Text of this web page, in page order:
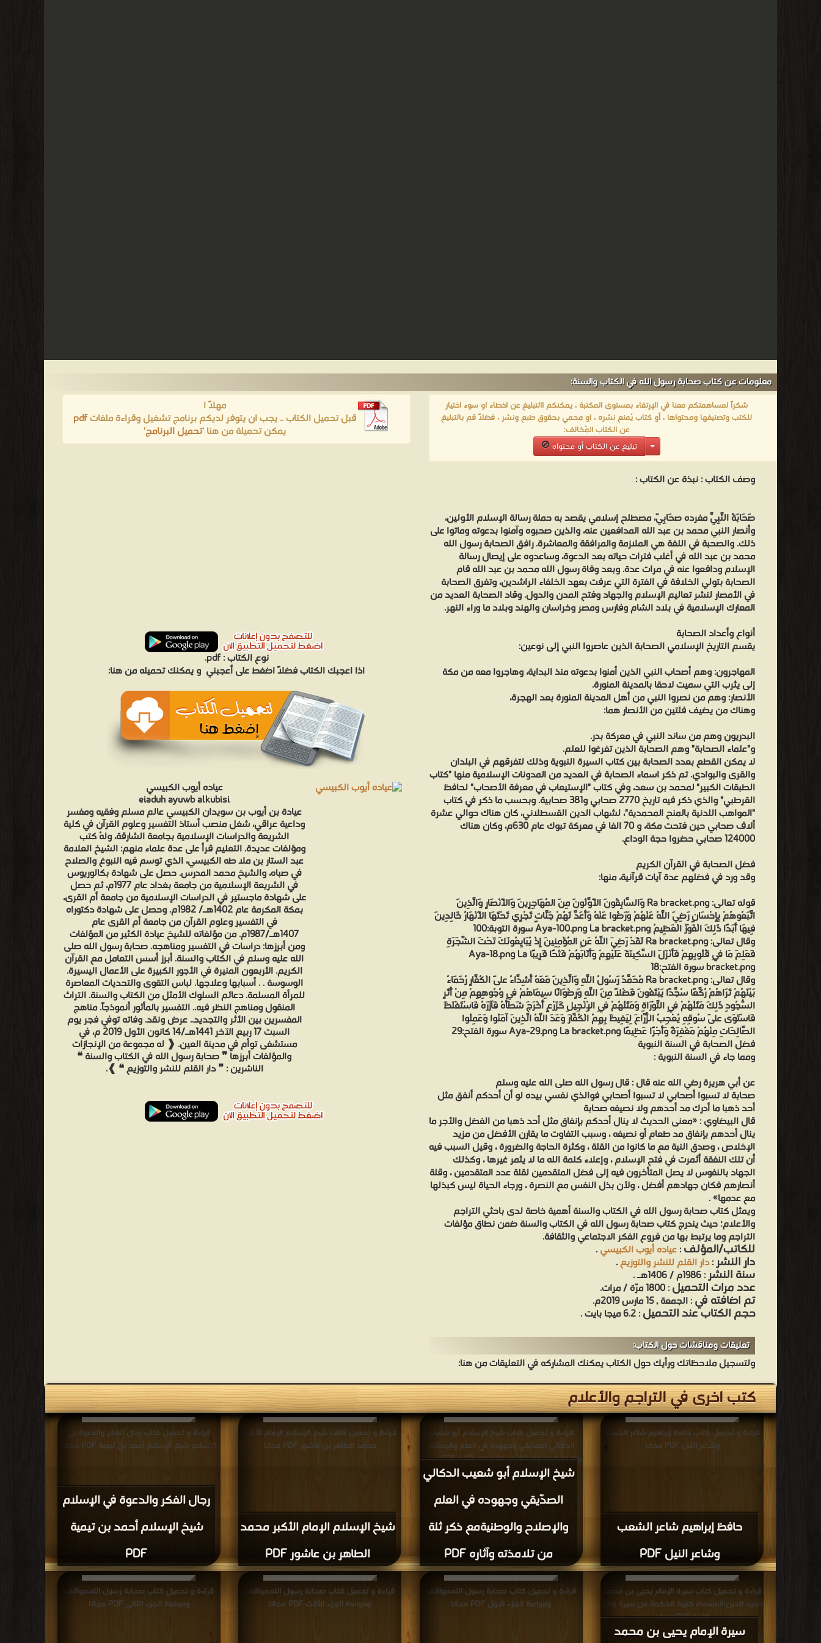
معلومات عن كتاب صحابة رسول الله في الكتاب والسنة:
شكراً لمساهمتكم معنا في الإرتقاء بمستوى المكتبة ، يمكنكم االتبليغ عن اخطاء او سوء اختيار
للكتب وتصنيفها ومحتواها ، أو كتاب يُمنع نشره ، او محمي بحقوق طبع ونشر ، فضلاً قم بالتبليغ
عن الكتاب المُخالف:
تبليغ عن الكتاب أو محتواه
وصف الكتاب :نبذة عن الكتاب :
صَحَابَةُ النَّبِيّ مفرده صَحَابِيّ، مصطلح إسلامي يقصد به حملة رسالة الإسلام الأولين،
وأنصار النبي محمد بن عبد الله المدافعين عنه، والذين صحبوه وآمنوا بدعوته وماتوا على
ذلك. والصحبة في اللغة هي الملازمة والمرافقة والمعاشرة. رافق الصحابة رسول الله
محمد بن عبد الله في أغلب فترات حياته بعد الدعوة، وساعدوه على إيصال رسالة
الإسلام ودافعوا عنه في مرات عدة. وبعد وفاة رسول الله محمد بن عبد الله قام
الصحابة بتولي الخلافة في الفترة التي عرفت بعهد الخلفاء الراشدين، وتفرق الصحابة
في الأمصار لنشر تعاليم الإسلام والجهاد وفتح المدن والدول. وقاد الصحابة العديد من
المعارك الإسلامية في بلاد الشام وفارس ومصر وخراسان والهند وبلاد ما وراء النهر.
أنواع وأعداد الصحابة
يقسم التاريخ الإسلامي الصحابة الذين عاصروا النبي إلى نوعين:
المهاجرون: وهم أصحاب النبي الذين أمنوا بدعوته منذ البداية، وهاجروا معه من مكة
إلى يثرب التي سميت لاحقا بالمدينة المنورة.
الأنصار: وهم من نصروا النبي من أهل المدينة المنورة بعد الهجرة،
وهناك من يضيف فئتين من الأنصار هما:
البدريون وهم من ساند النبي في معركة بدر.
و"علماء الصحابة" وهم الصحابة الذين تفرغوا للعلم.
لا يمكن القطع بعدد الصحابة بين كتاب السيرة النبوية وذلك لتفرقهم في البلدان
والقرى والبوادي. تم ذكر اسماء الصحابة في العديد من المدونات الإسلامية منها "كتاب
الطبقات الكبير" لمحمد بن سعد، وفي كتاب "الإستيعاب في معرفة الأصحاب" لحافظ
القرطبي" والذي ذكر فيه تاريخ 2770 صحابي و381 صحابية. وبحسب ما ذكر في كتاب
"المواهب اللدنية بالمنح المحمدية"، لشهاب الدين القسطلاني، كان هناك حوالي عشرة
ألاف صحابي حين فتحت مكة، و 70 الفا في معركة تبوك عام 630م، وكان هناك
124000 صحابي حضروا حجة الوداع.
فضل الصحابة في القرآن الكريم
وقد ورد في فضلهم عدة آيات قرآنية، منها:
قوله تعالى: Ra bracket.png وَالسَّابِقُونَ الْأَوَّلُونَ مِنَ الْمُهَاجِرِينَ وَالْأَنْصَارِ وَالَّذِينَ
اتَّبَعُوهُمْ بِإِحْسَانٍ رَضِيَ اللَّهُ عَنْهُمْ وَرَضُوا عَنْهُ وَأَعَدَّ لَهُمْ جَنَّاتٍ تَجْرِي تَحْتَهَا الْأَنْهَارُ خَالِدِينَ
فِيهَا أَبَدًا ذَلِكَ الْفَوْزُ الْعَظِيمُ Aya-100.png La bracket.png سورة التوبة:100
وقال تعالى: Ra bracket.png لَقَدْ رَضِيَ اللَّهُ عَنِ الْمُؤْمِنِينَ إِذْ يُبَايِعُونَكَ تَحْتَ الشَّجَرَةِ
فَعَلِمَ مَا فِي قُلُوبِهِمْ فَأَنْزَلَ السَّكِينَةَ عَلَيْهِمْ وَأَثَابَهُمْ فَتْحًا قَرِيبًا Aya-18.png La
bracket.png سورة الفتح:18
وقال تعالى: Ra bracket.png مُحَمَّدٌ رَسُولُ اللَّهِ وَالَّذِينَ مَعَهُ أَشِدَّاءُ عَلَى الْكُفَّارِ رُحَمَاءُ
بَيْنَهُمْ تَرَاهُمْ رُكَّعًا سُجَّدًا يَبْتَغُونَ فَضْلًا مِنَ اللَّهِ وَرِضْوَانًا سِيمَاهُمْ فِي وُجُوهِهِمْ مِنْ أَثَرِ
السُّجُودِ ذَلِكَ مَثَلُهُمْ فِي التَّوْرَاةِ وَمَثَلُهُمْ فِي الْإِنْجِيلِ كَزَرْعٍ أَخْرَجَ شَطْأَهُ فَآزَرَهُ فَاسْتَغْلَظَ
فَاسْتَوَى عَلَى سُوقِهِ يُعْجِبُ الزُّرَّاعَ لِيَغِيظَ بِهِمُ الْكُفَّارَ وَعَدَ اللَّهُ الَّذِينَ آمَنُوا وَعَمِلُوا
الصَّالِحَاتِ مِنْهُمْ مَغْفِرَةً وَأَجْرًا عَظِيمًا Aya-29.png La bracket.png سورة الفتح:29
فضل الصحابة في السنة النبوية
ومما جاء في السنة النبوية :
عن أبي هريرة رضي الله عنه قال : قال رسول الله صلى الله عليه وسلم
صحابة لا تسبوا أصحابي لا تسبوا أصحابي فوالذي نفسي بيده لو أن أحدكم أنفق مثل
أحد ذهبا ما أدرك مد أحدهم ولا نصيفه صحابة
قال البيضاوي : «معنى الحديث لا ينال أحدكم بإنفاق مثل أحد ذهبا من الفضل والأجر ما
ينال أحدهم بإنفاق مد طعام أو نصيفه ، وسبب التفاوت ما يقارن الأفضل من مزيد
الإخلاص ، وصدق النية مع ما كانوا من القلة ، وكثرة الحاجة والضرورة ، وقيل السبب فيه
أن تلك النفقة أثمرت في فتح الإسلام ، وإعلاء كلمة الله ما لا يثمر غيرها ، وكذلك
الجهاد بالنفوس لا يصل المتأخرون فيه إلى فضل المتقدمين لقلة عدد المتقدمين ، وقلة
أنصارهم فكان جهادهم أفضل ، ولأن بذل النفس مع النصرة ، ورجاء الحياة ليس كبذلها
مع عدمها» .
ويمثل كتاب صحابة رسول الله في الكتاب والسنة أهمية خاصة لدى باحثي التراجم
والأعلام؛ حيث يندرج كتاب صحابة رسول الله في الكتاب والسنة ضمن نطاق مؤلفات
التراجم وما يرتبط بها من فروع الفكر الاجتماعي والثقافة.
للكاتب/المؤلف:عياده أيوب الكبيسي.
دار النشر:دار القلم للنشر والتوزيع.
سنة النشر: 1986م / 1406هـ .
عدد مرات التحميل: 1800 مرّة / مرات.
تم اضافته في: الجمعة , 15 مارس 2019م.
حجم الكتاب عند التحميل: 6.2 ميجا بايت .
تعليقات ومناقشات حول الكتاب:
ولتسجيل ملاحظاتك ورأيك حول الكتاب يمكنك المشاركه في التعليقات من هنا:
مهلاً !
قبل تحميل الكتاب .. يجب ان يتوفر لديكم برنامج تشغيل وقراءة ملفاتpdf
يمكن تحميلة من هنا 'تحميل البرنامج'
نوع الكتاب :pdf.
اذا اعجبك الكتاب فضلاً اضغط على أعجبني و يمكنك تحميله من هنا:
عياده أيوب الكبيسي
eiaduh ayuwb alkubisi
عيادة بن أيوب بن سويدان الكبيسي عالم مسلم وفقيه ومفسر
وداعية عراقي، شغل منصب أستاذ التفسير وعلوم القرآن في كلية
الشريعة والدراسات الإسلامية بجامعة الشارقة، ولهُ كتب
ومؤلفات عديدة. التعليم قرأ على عدة علماء منهم: الشيخ العلامة
عبد الستار بن ملا طه الكبيسي، الذي توسم فيه النبوغ والصلاح
في صباه، والشيخ محمد المدرس. حصل على شهادة بكالوريوس
في الشريعة الإسلامية من جامعة بغداد عام 1977م، ثم حصل
على شهادة ماجستير في الدراسات الإسلامية من جامعة أم القرى،
بمكة المكرمة عام 1402هـ/ 1982م. وحصل على شهادة دكتوراه
في التفسير وعلوم القرآن من جامعة أم القرى عام
1407هـ/1987م. من مؤلفاته للشيخ عيادة الكثير من المؤلفات
ومن أبرزها: دراسات في التفسير ومناهجه. صحابة رسول الله صلى
الله عليه وسلم في الكتاب والسنة. أبرز أسس التعامل مع القرآن
الكريم. الأربعون المنيرة في الأجور الكبيرة على الأعمال اليسيرة.
الوسوسة . . أسبابها وعلاجها. لباس التقوى والتحديات المعاصرة
للمرأة المسلمة. دعائم السلوك الأمثل من الكتاب والسنة. التراث
المنقول ومناهج النظر فيه.. التفسير بالمأثور أنموذجاً. مناهج
المفسرين بين الأثر والتجديد.. عرض ونقد. وفاته توفي فجر يوم
السبت 17 ربيع الآخر 1441هـ/14 كانون الأول 2019 م، في
مستشفى توأم في مدينة العين. ❰ له مجموعة من الإنجازات
والمؤلفات أبرزها ❞ صحابة رسول الله في الكتاب والسنة ❝
الناشرين : ❞ دار القلم للنشر والتوزيع ❝ ❱.
كتب اخرى في التراجم والأعلام
رجال الفكر والدعوة في الإسلام
شيخ الإسلام أحمد بن تيمية
PDF
قراءة و تحميل كتاب رجال الفكر والدعوة في
الإسلام شيخ الإسلام أحمد بن تيمية PDF مجانا
شيخ الإسلام الإمام الأكبر محمد
الطاهر بن عاشور PDF
قراءة و تحميل كتاب شيخ الإسلام الإمام الأكبر
محمد الطاهر بن عاشور PDF مجانا
شيخ الإسلام أبو شعيب الدكالي
الصدّيقي وجهوده في العلم
والإصلاح والوطنيةمع ذكر ثلة
من تلامذته وآثاره PDF
قراءة و تحميل كتاب شيخ الإسلام أبو شعيب
الدكالي الصدّيقي وجهوده في العلم والإصلاح
والوطنيةمع ذكر ثلة من تلامذته وآثاره PDF مجانا
حافظ إبراهيم شاعر الشعب
وشاعر النيل PDF
قراءة و تحميل كتاب حافظ إبراهيم شاعر الشعب
وشاعر النيل PDF مجانا
قراءة و تحميل كتاب صحابة رسول الله،مواقف
ومواعظ الجزء الثاني PDF مجانا
قراءة و تحميل كتاب صحابة رسول الله،مواقف
ومواعظ الجزء الثالث PDF مجانا
قراءة و تحميل كتاب صحابة رسول الله،مواقف
ومواعظ الجزء الاول PDF مجانا
سيرة الإمام يحيى بن محمد
قراءة و تحميل كتاب سيرة الإمام يحيى بن محمد
حميد الدين المسماة كتيبة الحكمة من سيرة إمام
الأمة PDF مجانا